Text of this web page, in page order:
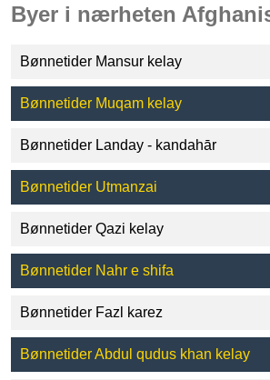
Byer i nærheten
Bønnetider Mansur kelay
Bønnetider Muqam kelay
Bønnetider Landay - kandahār
Bønnetider Utmanzai
Bønnetider Qazi kelay
Bønnetider Nahr e shifa
Bønnetider Fazl karez
Bønnetider Abdul qudus khan kelay